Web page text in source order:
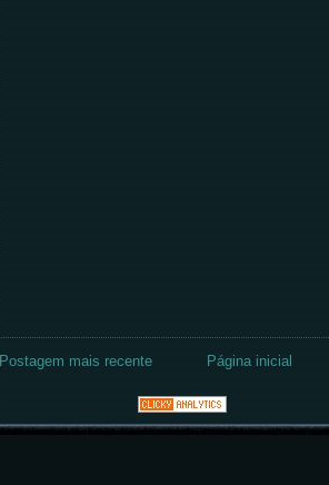
Postagem mais recente Página inicial